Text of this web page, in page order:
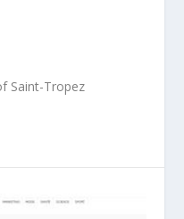
Saint-Tropez